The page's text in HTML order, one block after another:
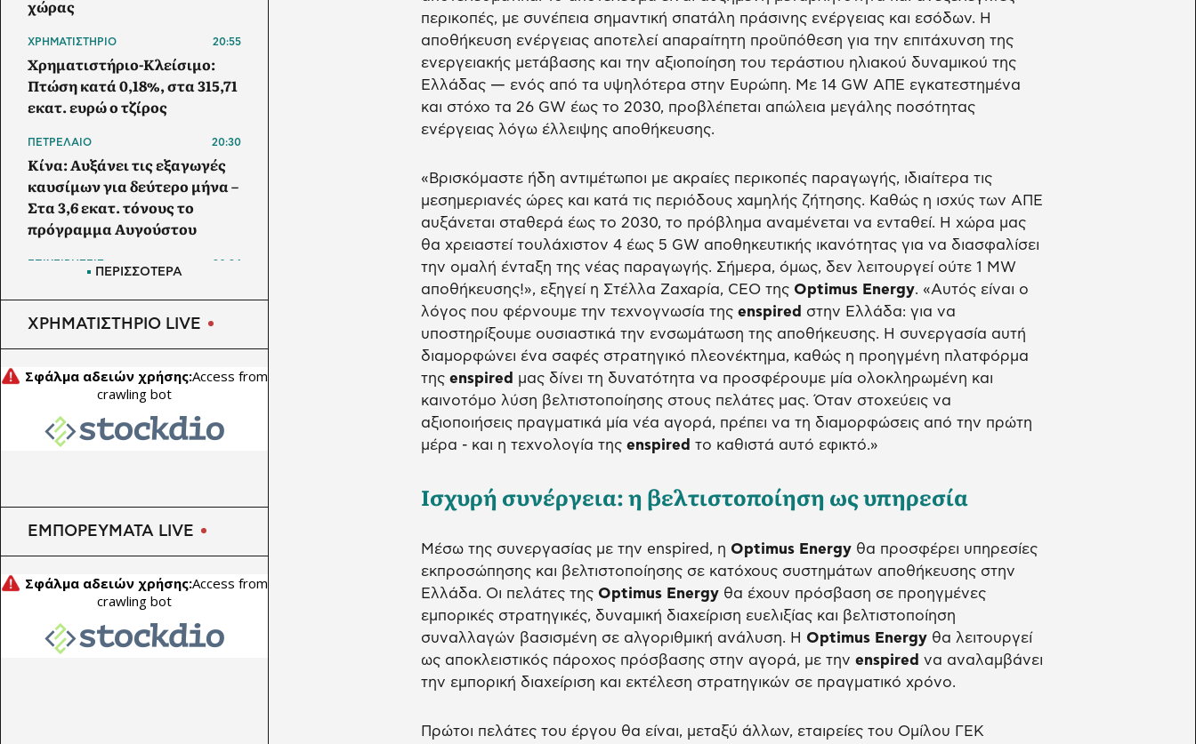
περικοπές, με συνέπεια σημαντική σπατάλη πράσινης ενέργειας και εσόδων. Η
αποθήκευση ενέργειας αποτελεί απαραίτητη προϋπόθεση για την επιτάχυνση της
ενεργειακής μετάβασης και την αξιοποίηση του τεράστιου ηλιακού δυναμικού της
Ελλάδας — ενός από τα υψηλότερα στην Ευρώπη. Με 14 GW ΑΠΕ εγκατεστημένα
και στόχο τα 26 GW έως το 2030, προβλέπεται απώλεια μεγάλης ποσότητας
ενέργειας λόγω έλλειψης αποθήκευσης.
«Βρισκόμαστε ήδη αντιμέτωποι με ακραίες περικοπές παραγωγής, ιδιαίτερα τις
μεσημεριανές ώρες και κατά τις περιόδους χαμηλής ζήτησης. Καθώς η ισχύς των ΑΠΕ
αυξάνεται σταθερά έως το 2030, το πρόβλημα αναμένεται να ενταθεί. Η χώρα μας
θα χρειαστεί τουλάχιστον 4 έως 5 GW αποθηκευτικής ικανότητας για να διασφαλίσει
την ομαλή ένταξη της νέας παραγωγής. Σήμερα, όμως, δεν λειτουργεί ούτε 1 MW
αποθήκευσης!», εξηγεί η Στέλλα Ζαχαρία, CEO της Optimus Energy. «Αυτός είναι ο
λόγος που φέρνουμε την τεχνογνωσία της enspired στην Ελλάδα: για να
υποστηρίξουμε ουσιαστικά την ενσωμάτωση της αποθήκευσης. Η συνεργασία αυτή
διαμορφώνει ένα σαφές στρατηγικό πλεονέκτημα, καθώς η προηγμένη πλατφόρμα
της enspired μας δίνει τη δυνατότητα να προσφέρουμε μία ολοκληρωμένη και
καινοτόμο λύση βελτιστοποίησης στους πελάτες μας. Όταν στοχεύεις να
αξιοποιήσεις πραγματικά μία νέα αγορά, πρέπει να τη διαμορφώσεις από την πρώτη
μέρα - και η τεχνολογία της enspired το καθιστά αυτό εφικτό.»
Ισχυρή συνέργεια: η βελτιστοποίηση ως υπηρεσία
Μέσω της συνεργασίας με την enspired, η Optimus Energyθα προσφέρει υπηρεσίες
εκπροσώπησης και βελτιστοποίησης σε κατόχους συστημάτων αποθήκευσης στην
Ελλάδα. Οι πελάτες της Optimus Energyθα έχουν πρόσβαση σε προηγμένες
εμπορικές στρατηγικές, δυναμική διαχείριση ευελιξίας και βελτιστοποίηση
συναλλαγών βασισμένη σε αλγοριθμική ανάλυση. Η Optimus Energyθα λειτουργεί
ως αποκλειστικός πάροχος πρόσβασης στην αγορά, με την enspired να αναλαμβάνει
την εμπορική διαχείριση και εκτέλεση στρατηγικών σε πραγματικό χρόνο.
Πρώτοι πελάτες του έργου θα είναι, μεταξύ άλλων, εταιρείες του Ομίλου ΓΕΚ
χώρας
ΧΡΗΜΑΤΙΣΤΗΡΙΟ 20:55
Χρηματιστήριο-Κλείσιμο:
Πτώση κατά 0,18%, στα 315,71
εκατ. ευρώ ο τζίρος
ΠΕΤΡΕΛΑΙΟ 20:30
Κίνα: Αυξάνει τις εξαγωγές
καυσίμων για δεύτερο μήνα –
Στα 3,6 εκατ. τόνους το
πρόγραμμα Αυγούστου
ΕΠΙΧΕΙΡΗΣΕΙΣ 20:24
2,4 δισ. ευρώ – Προχωρούν
data center και συνεργασία
με Vodafone
ΕΠΙΧΕΙΡΗΣΕΙΣ
Viohalco: Άλμα 62% στα
κέρδη προ φόρων - Νέα
ώθηση από καλώδια και
ΠΕΡΙΣΣΟΤΕΡΑ
ΧΡΗΜΑΤΙΣΤΗΡΙΟ LIVE
ΕΜΠΟΡΕΥΜΑΤΑ LIVE